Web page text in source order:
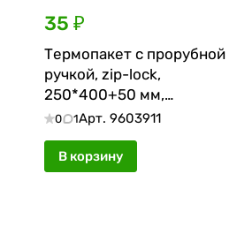
35 ₽
Термопакет с прорубной
ручкой, zip-lock,
250*400+50 мм,
однослойный
0 1Арт. 9603911
В корзину